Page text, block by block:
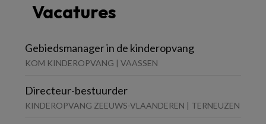
Vacatures
Gebiedsmanager in de kinderopvang
KOM KINDEROPVANG | VAASSEN
Directeur-bestuurder
KINDEROPVANG ZEEUWS-VLAANDEREN | TERNEUZEN